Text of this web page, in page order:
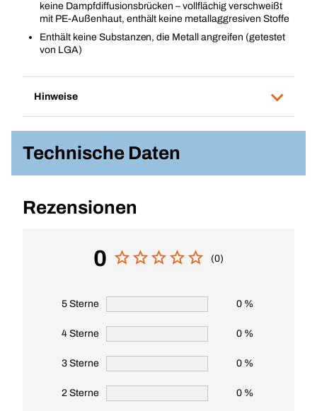
keine Dampfdiffusionsbrücken – vollflächig verschweißt
mit PE-Außenhaut, enthält keine metallaggresiven Stoffe
Enthält keine Substanzen, die Metall angreifen (getestet
von LGA)
Hinweise
Technische Daten
Rezensionen
0 (0)
5 Sterne 0 %
4 Sterne 0 %
3 Sterne 0 %
2 Sterne 0 %